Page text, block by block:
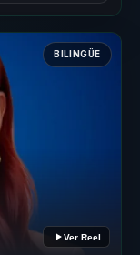
BILINGÜE
Ver Reel